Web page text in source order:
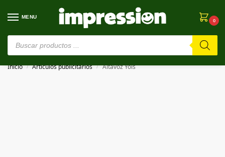
MENU
0
⚠️ Estamos en pruebas. Si algo falla, ¡Perdón!⚠️
Inicio / Artículos publicitarios / Altavoz Yois